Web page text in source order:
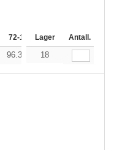
72-143 144-287 288 +
Lager Antall.
96.34 88.87
18